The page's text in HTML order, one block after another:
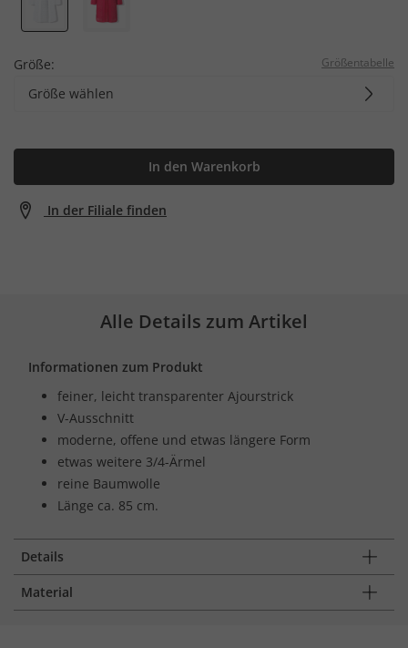
Größe: Größentabelle
Größe wählen
In den Warenkorb
In der Filiale finden
Alle Details zum Artikel
Informationen zum Produkt
feiner, leicht transparenter Ajourstrick
V-Ausschnitt
moderne, offene und etwas längere Form
etwas weitere 3/4-Ärmel
reine Baumwolle
Länge ca. 85 cm.
Details
Material